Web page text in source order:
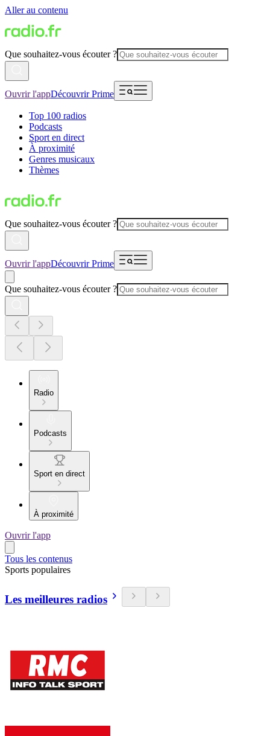
Aller au contenu
Que souhaitez-vous écouter ?
Ouvrir l'appDécouvrir Prime
Top 100 radios
Podcasts
Sport en direct
À proximité
Genres musicaux
Thèmes
Que souhaitez-vous écouter ?
Ouvrir l'appDécouvrir Prime
Que souhaitez-vous écouter ?
Radio
Podcasts
Sport en direct
À proximité
Ouvrir l'app
Tous les contenus
Sports populaires
Les meilleures radios